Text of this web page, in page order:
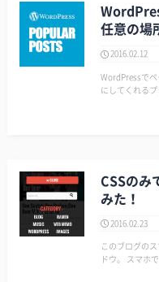
任意の場
2016.02.12
WordPressで
にしてくれる
CSSのみ
みた！
2016.02.23
このブログの
ドウ。 スマホ